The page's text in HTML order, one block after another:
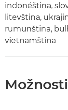
indonéština,
litevština,
rumunština,
vietnamština